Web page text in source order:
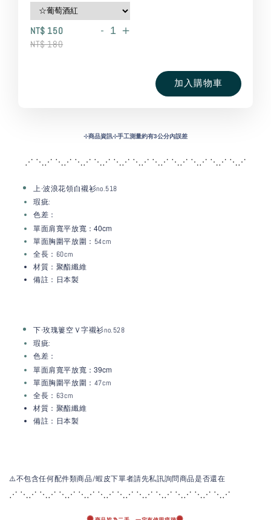
NT$ 150
NT$ 180
- +
加入購物車
⊹商品資訊⊹手工測量約有3公分內誤差
⋰ ⋱⋰ ⋱⋰ ⋱⋰ ⋱⋰ ⋱⋰ ⋱⋰ ⋱⋰ ⋱ ⋰ ⋱⋰ ⋱⋰ ⋱⋰
上-波浪花領白襯衫no.518
瑕疵:
色差：
單面肩寬平放寬 ：40cm
單面胸圍平放圍：54cm
全長：60cm
材質：聚酯纖維
備註：日本製
下-玫瑰簍空Ｖ字襯衫no.528
瑕疵:
色差：
單面肩寬平放寬 ：39cm
單面胸圍平放圍：47cm
全長：63cm
材質：聚酯纖維
備註：日本製
⚠️不包含任何配件類商品/蝦皮下單者請先私訊詢問商品是否還在
⋰ ⋱⋰ ⋱⋰ ⋱⋰ ⋱⋰ ⋱⋰ ⋱⋰ ⋱⋰ ⋱
⋰ ⋱⋰ ⋱⋰ ⋱⋰